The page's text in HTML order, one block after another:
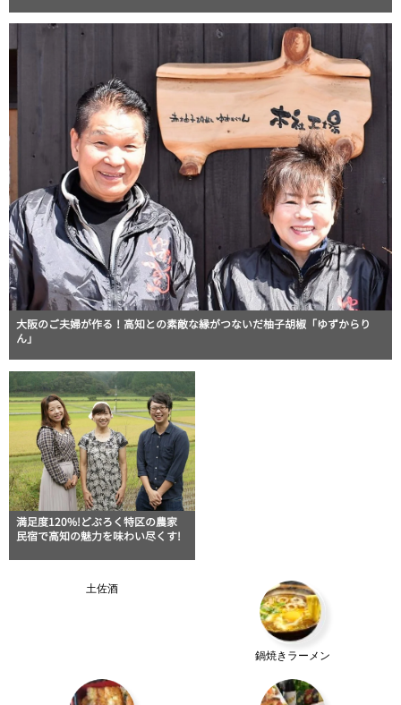
大阪のご夫婦が作る！高知との素敵な縁がつないだ柚子胡椒「ゆずからり
ん」
満足度120%!どぶろく特区の農家
民宿で高知の魅力を味わい尽くす!
土佐酒
鍋焼きラーメン